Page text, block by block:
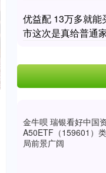
优益配 13万多就
市这次是真给普通
金牛呗 瑞银看好中国
A50ETF（159601）
局前景广阔